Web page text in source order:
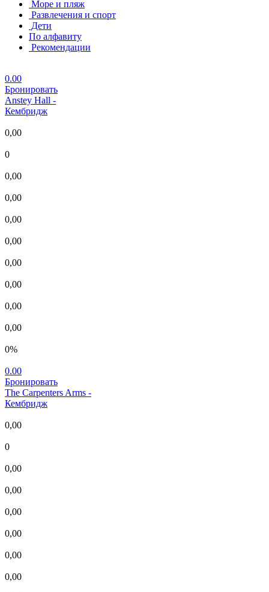
Море и пляж
Развлечения и спорт
Дети
По алфавиту
Рекомендации
0.00
Бронировать
Anstey Hall -
Кембридж
0,00
0
0,00
0,00
0,00
0,00
0,00
0,00
0,00
0,00
0%
0.00
Бронировать
The Carpenters Arms -
Кембридж
0,00
0
0,00
0,00
0,00
0,00
0,00
0,00